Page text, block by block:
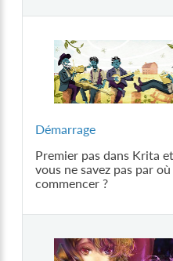
Démarrage
Premier pas dans Krita et
vous ne savez pas par où
commencer ?